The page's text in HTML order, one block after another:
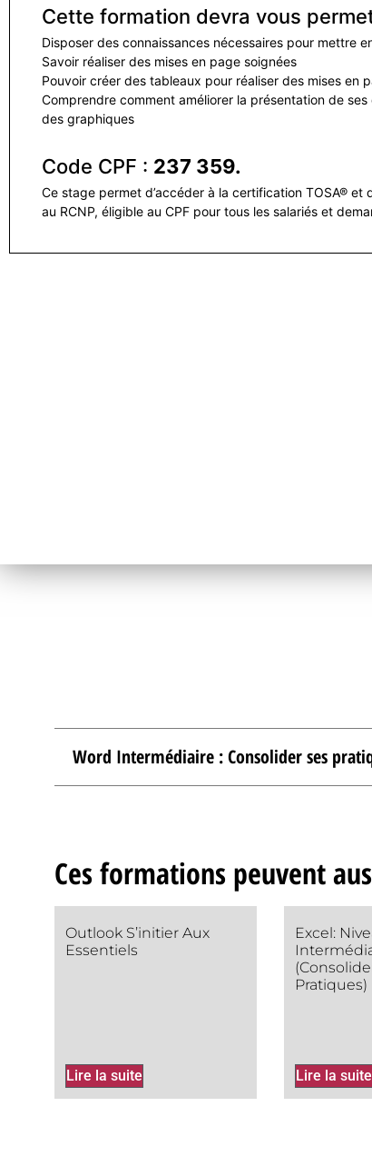
Cette formation devra vous
Disposer des connaissances nécessaires pour mettre
Savoir réaliser des mises en page soignées
Pouvoir créer des tableaux pour réaliser des mises en
Comprendre comment améliorer la présentation de
des graphiques
Code CPF : 237 359.
Ce stage permet d’accéder à la certification TOSA®
au RCNP, éligible au CPF pour tous les salariés et
Word Intermédiaire : Consolider ses
Ces formations peuvent
Outlook S’initier Aux
Essentiels
Lire la suite
Excel:
Pratiques)
Lire la suite